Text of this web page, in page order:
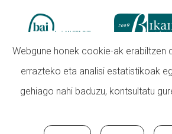
Webgune honek cookie-ak erabiltzen
errazteko eta analisi estatistikoak
gehiago nahi baduzu, kontsultatu